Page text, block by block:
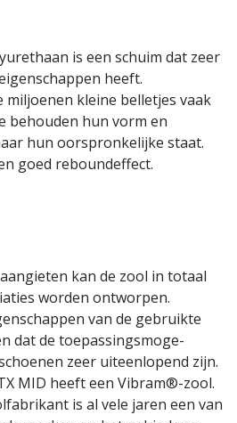
is een schuim dat zeer
heeft.
miljoenen kleine belletjes vaak
behouden hun vorm en
hun oorspron­kelijke staat.
goed rebound­effect.
kan de zool in totaal
worden ontworpen.
van de gebruikte
dat de toepas­sings­mo­ge­
zeer uiteen­lopend zijn.
MID heeft een Vibram®-zool.
is al vele jaren een van